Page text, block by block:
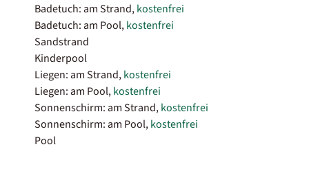
Badetuch: am Strand,kostenfrei
Badetuch: am Pool,kostenfrei
Sandstrand
Kinderpool
Liegen: am Strand,kostenfrei
Liegen: am Pool,kostenfrei
Sonnenschirm: am Strand,kostenfrei
Sonnenschirm: am Pool,kostenfrei
Pool